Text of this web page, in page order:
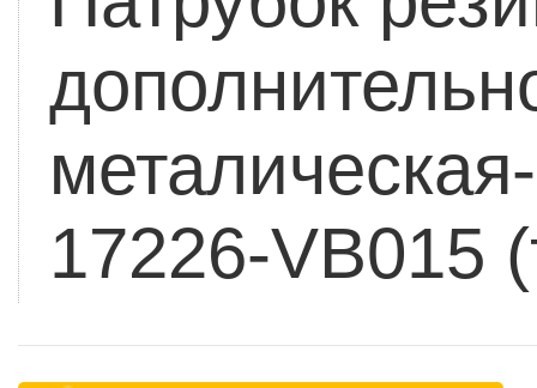
17226-VB015